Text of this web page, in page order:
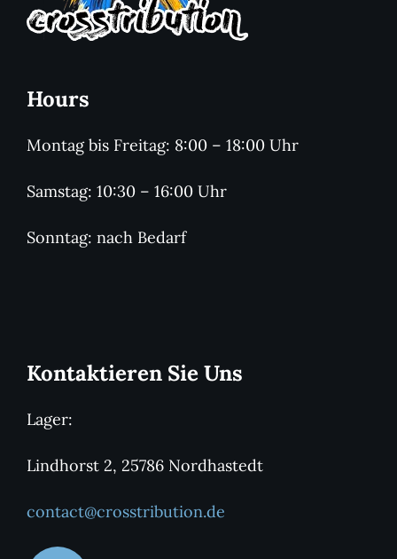
Hours
Montag bis Freitag: 8:00 – 18:00 Uhr
Samstag: 10:30 – 16:00 Uhr
Sonntag: nach Bedarf
Kontaktieren Sie Uns
Lager:
Lindhorst 2, 25786 Nordhastedt
contact@crosstribution.de